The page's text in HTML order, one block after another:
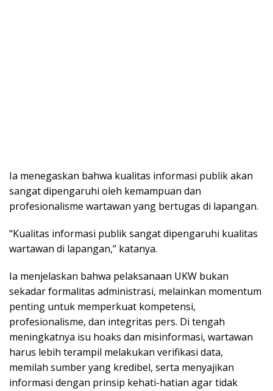
Ia menegaskan bahwa kualitas informasi publik akan
sangat dipengaruhi oleh kemampuan dan
profesionalisme wartawan yang bertugas di lapangan.
“Kualitas informasi publik sangat dipengaruhi kualitas
wartawan di lapangan,” katanya.
Ia menjelaskan bahwa pelaksanaan UKW bukan
sekadar formalitas administrasi, melainkan momentum
penting untuk memperkuat kompetensi,
profesionalisme, dan integritas pers. Di tengah
meningkatnya isu hoaks dan misinformasi, wartawan
harus lebih terampil melakukan verifikasi data,
memilah sumber yang kredibel, serta menyajikan
informasi dengan prinsip kehati-hatian agar tidak